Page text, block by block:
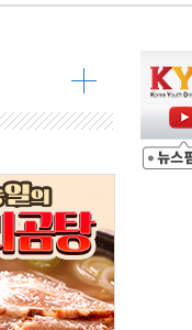
공개
상 제작